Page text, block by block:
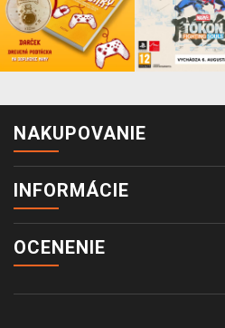
NAKUPOVANIE
INFORMÁCIE
OCENENIE